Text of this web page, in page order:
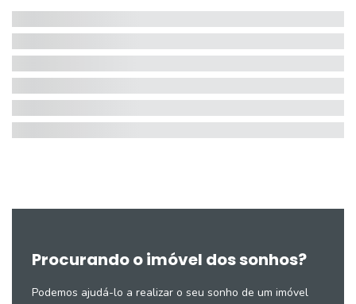
Procurando o imóvel dos sonhos?
Podemos ajudá-lo a realizar o seu sonho de um imóvel